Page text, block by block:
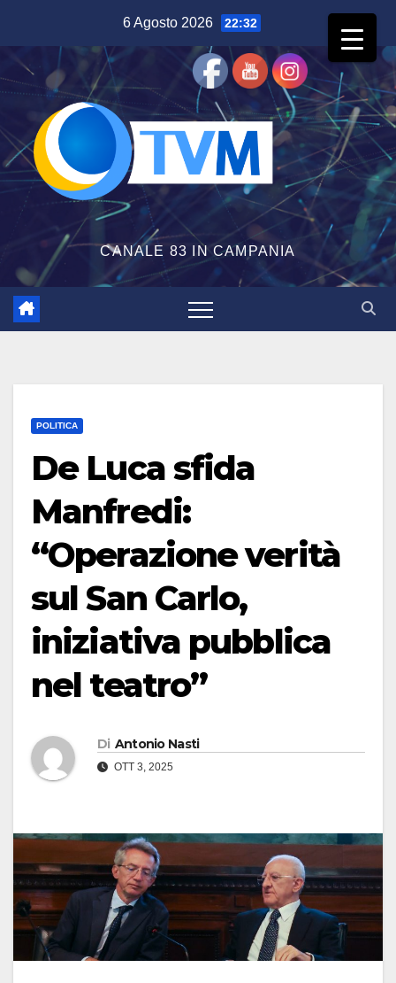
contenuto
6 Agosto 2026 22:32
CANALE 83 IN CAMPANIA
POLITICA
De Luca sfida
Manfredi:
“Operazione verità
sul San Carlo,
iniziativa pubblica
nel teatro”
Di Antonio Nasti
OTT 3, 2025